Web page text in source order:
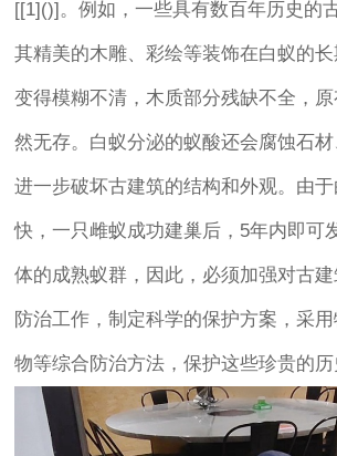
[[1]()]。例如，一些具有数百年历史的
其精美的木雕、彩绘等装饰在白蚁的
变得模糊不清，木质部分残缺不全，
然无存。白蚁分泌的蚁酸还会腐蚀石材
进一步破坏古建筑的结构和外观。由
快，一只雌蚁成功建巢后，5年内即可
体的成熟蚁群，因此，必须加强对古
防治工作，制定科学的保护方案，采
物等综合防治方法，保护这些珍贵的历